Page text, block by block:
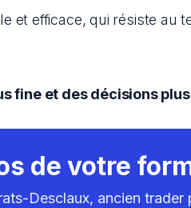
et efficace, qui résiste au
fine et des décisions
de votre
Desclaux, ancien trader